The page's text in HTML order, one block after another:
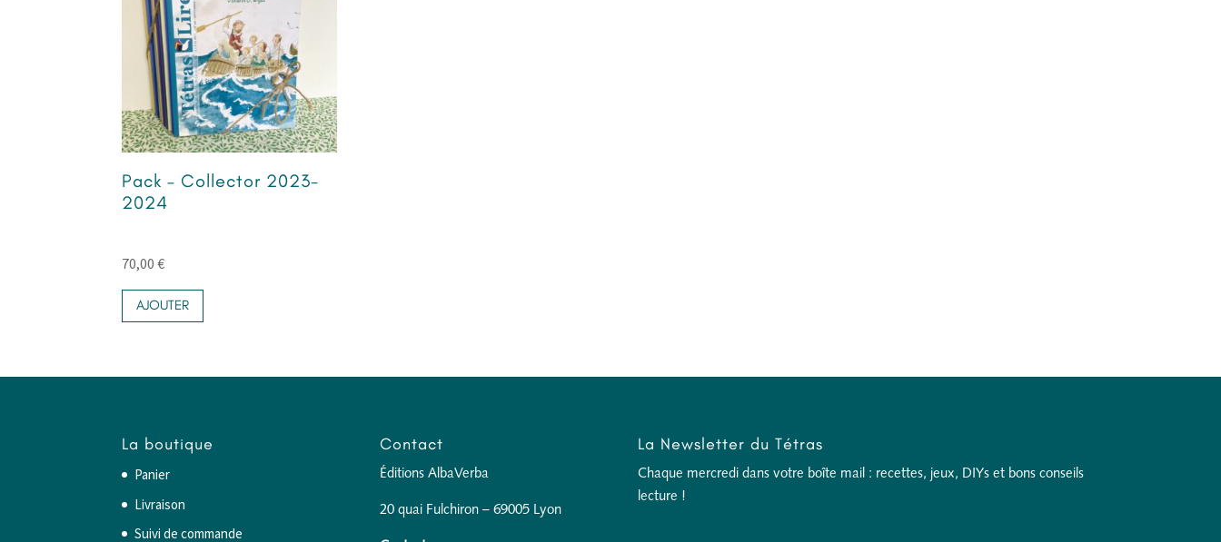
Pack – Collector 2023-
2024
70,00€
AJOUTER
La boutique
Panier
Livraison
Suivi de commande
Contact
Éditions AlbaVerba
20 quai Fulchiron – 69005 Lyon
La Newsletter du Tétras
Chaque mercredi dans votre boîte mail : recettes, jeux, DIYs et bons conseils
lecture !